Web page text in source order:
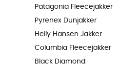
Patagonia Fleecejakker
Pyrenex Dunjakker
Helly Hansen Jakker
Columbia Fleecejakker
Black Diamond